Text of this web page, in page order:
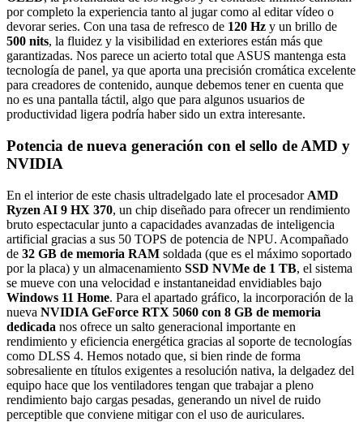
por completo la experiencia tanto al jugar como al editar vídeo o
devorar series. Con una tasa de refresco de 120 Hz y un brillo de
500 nits, la fluidez y la visibilidad en exteriores están más que
garantizadas. Nos parece un acierto total que ASUS mantenga esta
tecnología de panel, ya que aporta una precisión cromática excelente
para creadores de contenido, aunque debemos tener en cuenta que
no es una pantalla táctil, algo que para algunos usuarios de
productividad ligera podría haber sido un extra interesante.
Potencia de nueva generación con el sello de AMD y
NVIDIA
En el interior de este chasis ultradelgado late el procesador AMD
Ryzen AI 9 HX 370, un chip diseñado para ofrecer un rendimiento
bruto espectacular junto a capacidades avanzadas de inteligencia
artificial gracias a sus 50 TOPS de potencia de NPU. Acompañado
de 32 GB de memoria RAM soldada (que es el máximo soportado
por la placa) y un almacenamiento SSD NVMe de 1 TB, el sistema
se mueve con una velocidad e instantaneidad envidiables bajo
Windows 11 Home. Para el apartado gráfico, la incorporación de la
nueva NVIDIA GeForce RTX 5060 con 8 GB de memoria
dedicada nos ofrece un salto generacional importante en
rendimiento y eficiencia energética gracias al soporte de tecnologías
como DLSS 4. Hemos notado que, si bien rinde de forma
sobresaliente en títulos exigentes a resolución nativa, la delgadez del
equipo hace que los ventiladores tengan que trabajar a pleno
rendimiento bajo cargas pesadas, generando un nivel de ruido
perceptible que conviene mitigar con el uso de auriculares.